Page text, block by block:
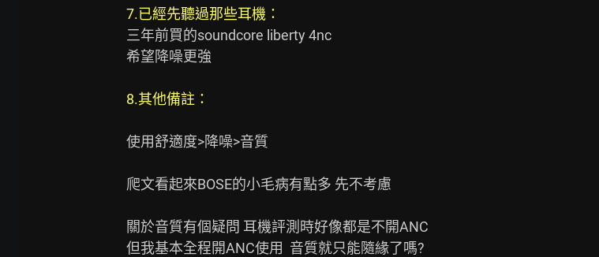
7.已經先聽過那些耳機：
三年前買的soundcore liberty 4nc
希望降噪更強
8.其他備註：
使用舒適度>降噪>音質
爬文看起來BOSE的小毛病有點多 先不考慮
關於音質有個疑問 耳機評測時好像都是不開ANC
但我基本全程開ANC使用  音質就只能隨緣了嗎?